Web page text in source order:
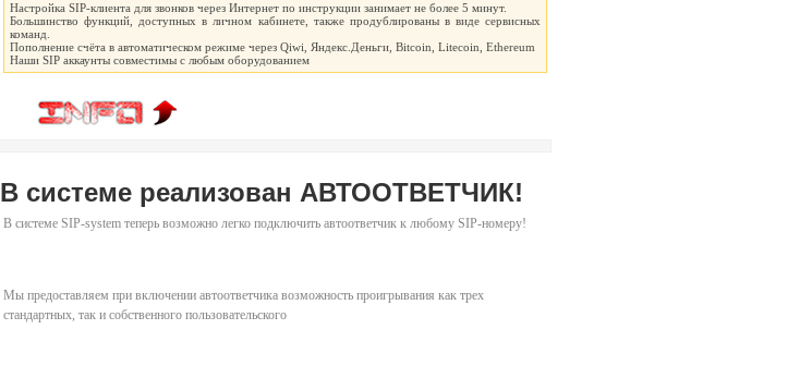
Настройка SIP-клиента для звонков через Интернет по инструкции занимает не более 5 минут.
Большинство функций, доступных в личном кабинете, также продублированы в виде сервисных
команд.
Пополнение счёта в автоматическом режиме через Qiwi, Яндекс.Деньги, Bitcoin, Litecoin, Ethereum
Наши SIP аккаунты совместимы с любым оборудованием
В системе реализован АВТООТВЕТЧИК!
В системе SIP-system теперь возможно легко подключить автоответчик к любому SIP-номеру!
Мы предоставляем при включении автоответчика возможность проигрывания как трех
стандартных, так и собственного пользовательского